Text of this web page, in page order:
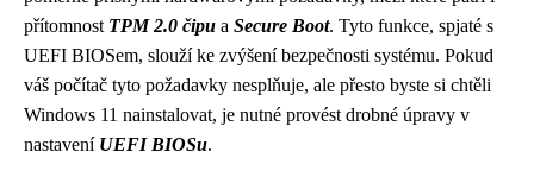
přítomnost TPM 2.0 čipu a Secure Boot. Tyto funkce, spjaté s
UEFI BIOSem, slouží ke zvýšení bezpečnosti systému. Pokud
váš počítač tyto požadavky nesplňuje, ale přesto byste si chtěli
Windows 11 nainstalovat, je nutné provést drobné úpravy v
nastavení UEFI BIOSu.